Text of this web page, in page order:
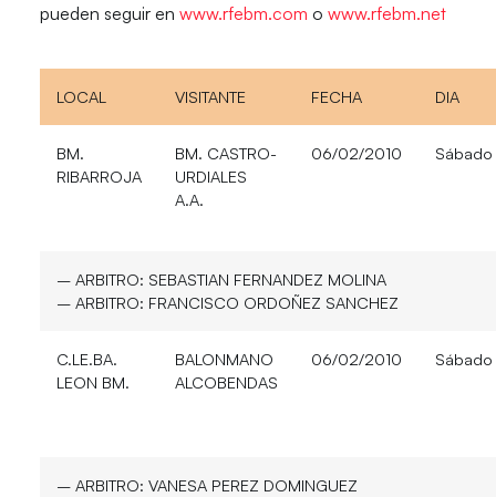
pueden seguir en www.rfebm.com o www.rfebm.net
LOCAL VISITANTE FECHA DIA
BM.
RIBARROJA
BM. CASTRO-
URDIALES
A.A.
06/02/2010 Sábado
– ARBITRO: SEBASTIAN FERNANDEZ MOLINA
– ARBITRO: FRANCISCO ORDOÑEZ SANCHEZ
C.LE.BA.
LEON BM.
BALONMANO
ALCOBENDAS
06/02/2010 Sábado
– ARBITRO: VANESA PEREZ DOMINGUEZ